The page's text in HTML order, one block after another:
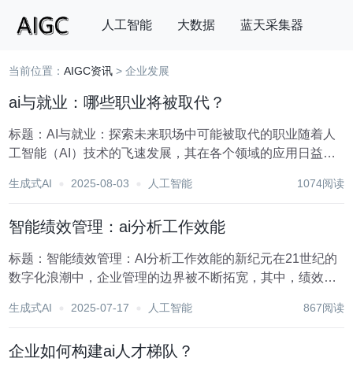
人工智能 大数据 蓝天采集器
搜索
当前位置：AIGC资讯 > 企业发展
ai与就业：哪些职业将被取代？
标题：AI与就业：探索未来职场中可能被取代的职业随着人
工智能（AI）技术的飞速发展，其在各个领域的应用日益广
驶汽车，AI正深刻改变着我们的生活方式和工作模式。这一
生成式AI 2025-08-03 人工智能 1074阅读
智能绩效管理：ai分析工作效能
标题：智能绩效管理：AI分析工作效能的新纪元在21世纪的
数字化浪潮中，企业管理的边界被不断拓宽，其中，绩效管
有的变革。随着人工智能（AI）技术的飞速发展，智能绩效
生成式AI 2025-07-17 人工智能 867阅读
企业如何构建ai人才梯队？